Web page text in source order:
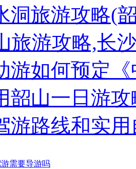
洞旅游攻略(
旅游攻略,长
游如何预定
韶山一日游
游路线和实
需要导游吗